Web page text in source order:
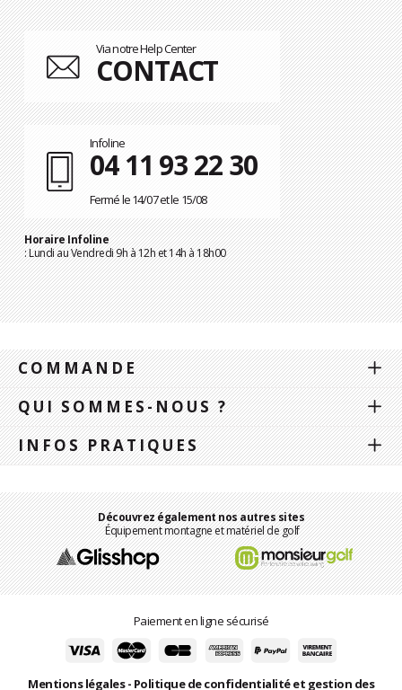
Via notre Help Center
CONTACT
Infoline
04 11 93 22 30
Fermé le 14/07 et le 15/08
Horaire Infoline
: Lundi au Vendredi 9h à 12h et 14h à 18h00
COMMANDE
QUI SOMMES-NOUS ?
INFOS PRATIQUES
Découvrez également nos autres sites
Équipement montagne et matériel de golf
Paiement en ligne sécurisé
Mentions légales- Politique de confidentialité et gestion des